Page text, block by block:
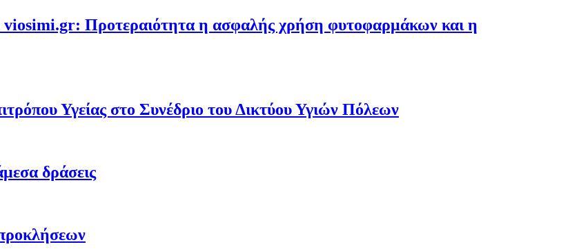
Προτεραιότητα η ασφαλής χρήση φυτοφαρμάκων και η
Υγείας στο Συνέδριο του Δικτύου Υγιών Πόλεων
δράσεις